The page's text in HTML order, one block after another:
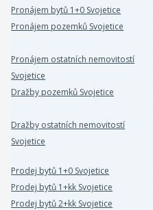
Pronájem bytů 1+0 Svojetice
Pronájem pozemků Svojetice
Pronájem ostatních nemovitostí
Svojetice
Dražby pozemků Svojetice
Dražby ostatních nemovitostí
Svojetice
Prodej bytů 1+0 Svojetice
Prodej bytů 1+kk Svojetice
Prodej bytů 2+kk Svojetice